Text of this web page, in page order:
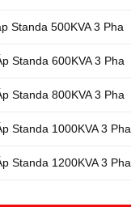
Standa 500KVA 3 Pha
Standa 600KVA 3 Pha
Standa 800KVA 3 Pha
Standa 1000KVA 3 Pha
Standa 1200KVA 3 Pha